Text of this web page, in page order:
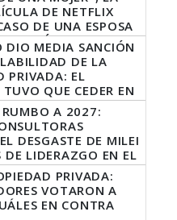
DE NETFLIX
DE UNA ESPOSA
A SU
DIO MEDIA SANCIÓN
DE LA
PRIVADA: EL
QUE CEDER EN
MANEJO DEL FUEGO
RUMBO A 2027:
DESGASTE DE MILEI
DE LIDERAZGO EN EL
PRIVADA:
VOTARON A
EN CONTRA